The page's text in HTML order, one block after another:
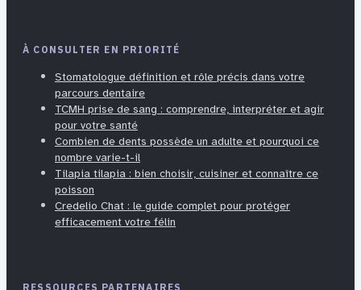
À CONSULTER EN PRIORITÉ
Stomatologue définition et rôle précis dans votre
parcours dentaire
TCMH prise de sang : comprendre, interpréter et agir
pour votre santé
Combien de dents possède un adulte et pourquoi ce
nombre varie-t-il
Tilapia tilapia : bien choisir, cuisiner et connaître ce
poisson
Credelio Chat : le guide complet pour protéger
efficacement votre félin
RESSOURCES PARTENAIRES